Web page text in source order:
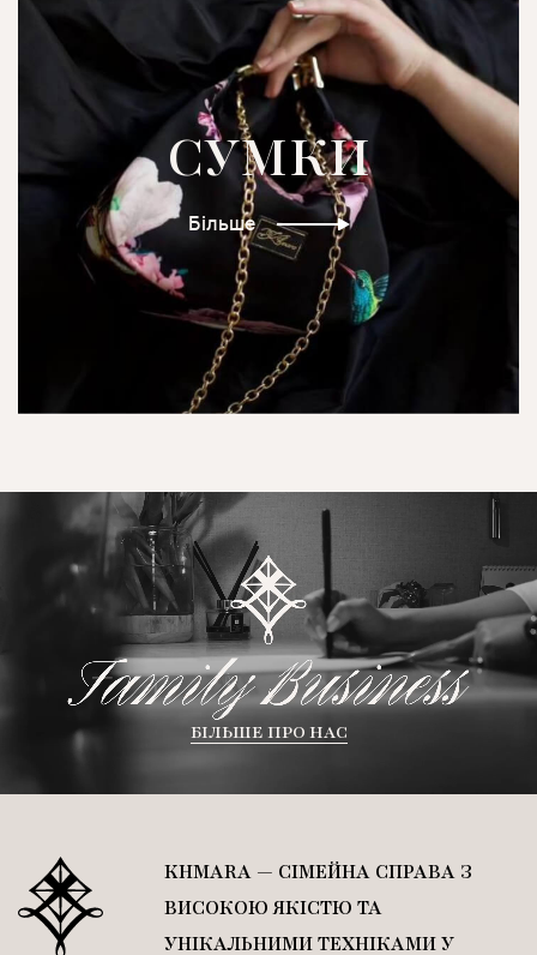
СУМКИ
Більше
БІЛЬШЕ ПРО НАС
KHMARA — СІМЕЙНА СПРАВА З
ВИСОКОЮ ЯКІСТЮ ТА
УНІКАЛЬНИМИ ТЕХНІКАМИ У